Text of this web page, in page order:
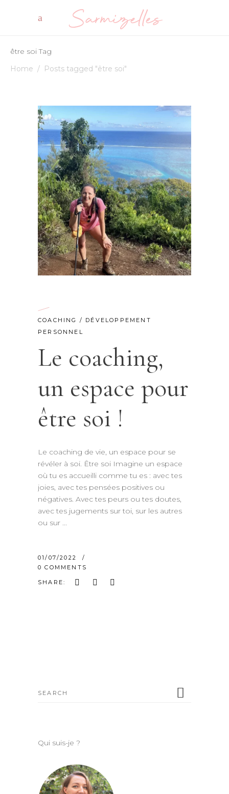
être soi Tag
Home / Posts tagged "être soi"
COACHING / DÉVELOPPEMENT
PERSONNEL
Le coaching,
un espace pour
être soi !
Le coaching de vie, un espace pour se
révéler à soi. Être soi Imagine un espace
où tu es accueilli comme tu es : avec tes
joies, avec tes pensées positives ou
négatives. Avec tes peurs ou tes doutes,
avec tes jugements sur toi, sur les autres
ou sur
01/07/2022
0 COMMENTS
SHARE:
Search
Qui suis-je ?